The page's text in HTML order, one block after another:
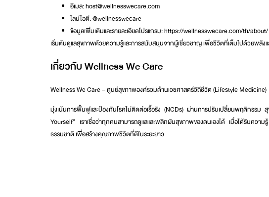
อีเมล:host@wellnesswecare.com
ไลน์ไอดี:@wellnesswecare
ข้อมูลเพิ่มเติมและรายละเอียดโปรแกรม:https://wellnesswecare.com/th/about/
เริ่มต้นดูแลสุขภาพด้วยความรู้และการสนับสนุนจากผู้เชี่ยวชาญ เพื่อชีวิตที่เต็มไปด้วยพลัง
เกี่ยวกับ Wellness We Care
Wellness We Care – ศูนย์สุขภาพองค์รวมด้านเวชศาสตร์วิถีชีวิต (Lifestyle Medicine)
มุ่งเน้นการฟื้นฟูและป้องกันโรคไม่ติดต่อเรื้อรัง (NCDs) ผ่านการปรับเปลี่ยนพฤติกรร
Yourself” เราเชื่อว่าทุกคนสามารถดูแลและพลิกผันสุขภาพของตนเองได้ เมื่อได้รับคว
ธรรมชาติ เพื่อสร้างคุณภาพชีวิตที่ดีในระยะยาว